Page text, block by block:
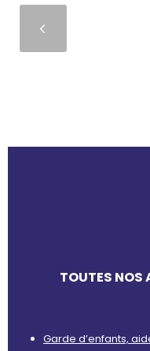
TOUTES NOS
Garde d’enfants,